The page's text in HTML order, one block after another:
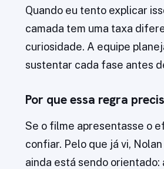
Quando eu tento explicar
camada tem uma taxa
curiosidade. A equipe
sustentar cada fase antes
Por que essa regra
Se o filme apresentasse o
confiar. Pelo que já vi,
ainda está sendo